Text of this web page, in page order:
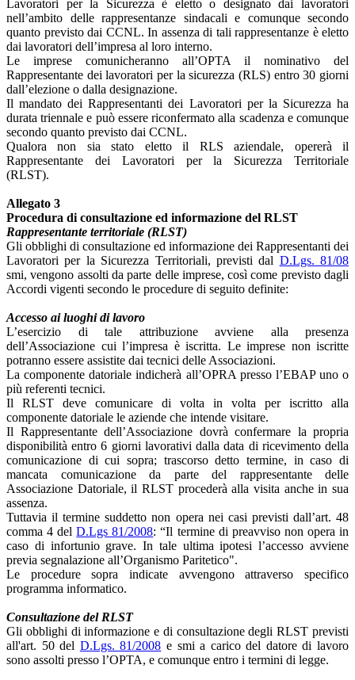
Lavoratori per la Sicurezza è eletto o designato dai lavoratori
nell’ambito delle rappresentanze sindacali e comunque secondo
quanto previsto dai CCNL. In assenza di tali rappresentanze è eletto
dai lavoratori dell’impresa al loro interno.
Le imprese comunicheranno all’OPTA il nominativo del
Rappresentante dei lavoratori per la sicurezza (RLS) entro 30 giorni
dall’elezione o dalla designazione.
Il mandato dei Rappresentanti dei Lavoratori per la Sicurezza ha
durata triennale e può essere riconfermato alla scadenza e comunque
secondo quanto previsto dai CCNL.
Qualora non sia stato eletto il RLS aziendale, opererà il
Rappresentante dei Lavoratori per la Sicurezza Territoriale
(RLST).
Allegato 3
Procedura di consultazione ed informazione del RLST
Rappresentante territoriale (RLST)
Gli obblighi di consultazione ed informazione dei Rappresentanti dei
Lavoratori per la Sicurezza Territoriali, previsti dal D.Lgs. 81/08
smi, vengono assolti da parte delle imprese, così come previsto dagli
Accordi vigenti secondo le procedure di seguito definite:
Accesso ai luoghi di lavoro
L’esercizio di tale attribuzione avviene alla presenza
dell’Associazione cui l’impresa è iscritta. Le imprese non iscritte
potranno essere assistite dai tecnici delle Associazioni.
La componente datoriale indicherà all’OPRA presso l’EBAP uno o
più referenti tecnici.
Il RLST deve comunicare di volta in volta per iscritto alla
componente datoriale le aziende che intende visitare.
Il Rappresentante dell’Associazione dovrà confermare la propria
disponibilità entro 6 giorni lavorativi dalla data di ricevimento della
comunicazione di cui sopra; trascorso detto termine, in caso di
mancata comunicazione da parte del rappresentante delle
Associazione Datoriale, il RLST procederà alla visita anche in sua
assenza.
Tuttavia il termine suddetto non opera nei casi previsti dall’art. 48
comma 4 delD.Lgs 81/2008: “Il termine di preavviso non opera in
caso di infortunio grave. In tale ultima ipotesi l’accesso avviene
previa segnalazione all’Organismo Paritetico".
Le procedure sopra indicate avvengono attraverso specifico
programma informatico.
Consultazione del RLST
Gli obblighi di informazione e di consultazione degli RLST previsti
all'art. 50 del D.Lgs. 81/2008 e smi a carico del datore di lavoro
sono assolti presso l’OPTA, e comunque entro i termini di legge.